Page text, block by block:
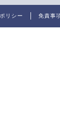
リシー 免責事